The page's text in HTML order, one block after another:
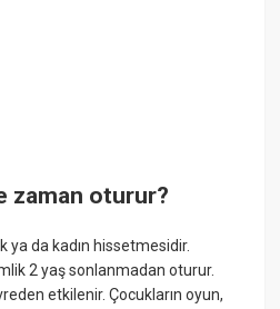
zaman oturur?
ya da kadın hissetmesidir.
2 yaş sonlanmadan oturur.
etkilenir. Çocukların oyun,